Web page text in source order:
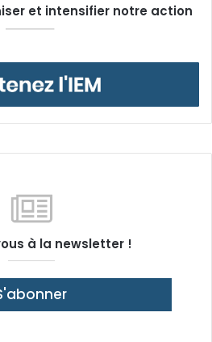
et intensifier notre action
à la newsletter !